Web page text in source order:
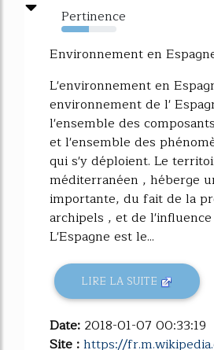
Pertinence
50%
Environnement en
L'environnement en
environnement de l'
l'ensemble des
et l'ensemble des
qui s'y déploient. Le
méditerranéen , héberge
importante, du fait de la
archipels , et de l'influence
L'Espagne est le...
LIRE LA SUITE
Date: 2018-01-07 00:33:19
Site :https://